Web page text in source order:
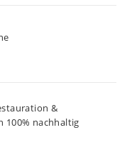
&
100% nachhaltig